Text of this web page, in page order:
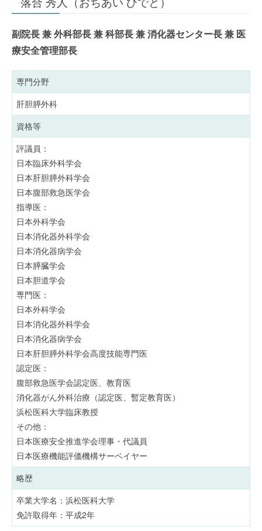
副院長 兼 外科部長 兼 科部長 兼 消化器センター長 兼 医
療安全管理部長
専門分野
肝胆膵外科
資格等
評議員：
日本臨床外科学会
日本肝胆膵外科学会
日本腹部救急医学会
指導医：
日本外科学会
日本消化器外科学会
日本消化器病学会
日本膵臓学会
日本胆道学会
専門医：
日本外科学会
日本消化器外科学会
日本消化器病学会
日本肝胆膵外科学会高度技能専門医
認定医：
腹部救急医学会認定医、教育医
消化器がん外科治療（認定医、暫定教育医）
浜松医科大学臨床教授
その他：
日本医療安全推進学会理事・代議員
日本医療機能評価機構サーベイヤー
略歴
卒業大学名：浜松医科大学
免許取得年：平成2年